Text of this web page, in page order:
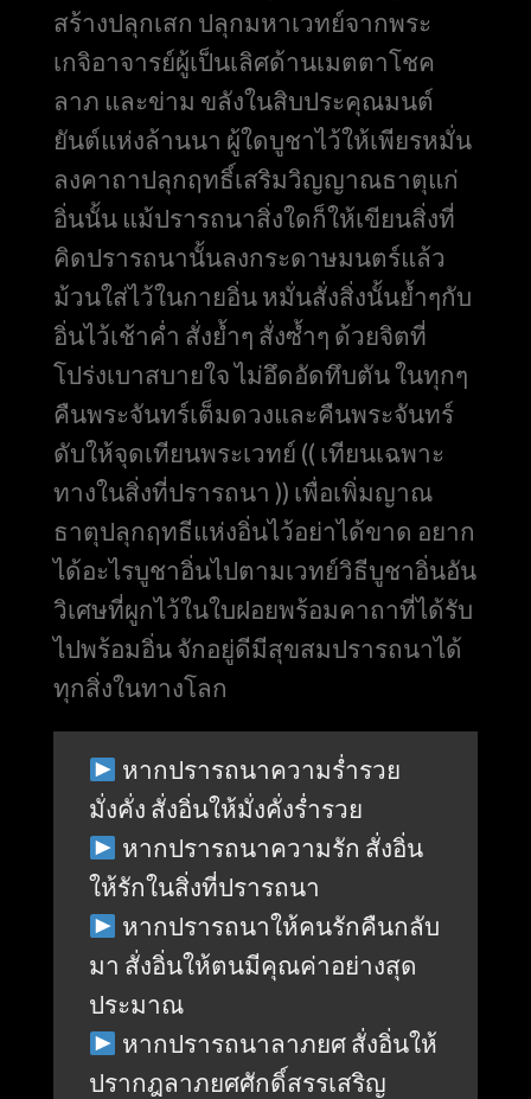
สร้างปลุกเสก ปลุกมหาเวทย์จากพระ
เกจิอาจารย์ผู้เป็นเลิศด้านเมตตาโชค
ลาภ และข่าม ขลังในสิบประคุณมนต์
ยันต์แห่งล้านนา ผู้ใดบูชาไว้ให้เพียรหมั่น
ลงคาถาปลุกฤทธิ์เสริมวิญญาณธาตุแก่
อิ่นนั้น แม้ปรารถนาสิ่งใดก็ให้เขียนสิ่งที่
คิดปรารถนานั้นลงกระดาษมนตร์แล้ว
ม้วนใส่ไว้ในกายอิ่น หมั่นสั่งสิ่งนั้นย้ำๆกับ
อิ่นไว้เช้าค่ำ สั่งย้ำๆ สั่งซ้ำๆ ด้วยจิตที่
โปร่งเบาสบายใจ ไม่อึดอัดทึบตัน ในทุกๆ
คืนพระจันทร์เต็มดวงและคืนพระจันทร์
ดับให้จุดเทียนพระเวทย์ (( เทียนเฉพาะ
ทางในสิ่งที่ปรารถนา )) เพื่อเพิ่มญาณ
ธาตุปลุกฤทธีแห่งอิ่นไว้อย่าได้ขาด อยาก
ได้อะไรบูชาอิ่นไปตามเวทย์วิธีบูชาอิ่นอัน
วิเศษที่ผูกไว้ในใบฝอยพร้อมคาถาที่ได้รับ
ไปพร้อมอิ่น จักอยู่ดีมีสุขสมปรารถนาได้
ทุกสิ่งในทางโลก
หากปรารถนาความร่ำรวย
มั่งคั่ง สั่งอิ่นให้มั่งคั่งร่ำรวย
หากปรารถนาความรัก สั่งอิ่น
ให้รักในสิ่งที่ปรารถนา
หากปรารถนาให้คนรักคืนกลับ
มา สั่งอิ่นให้ตนมีคุณค่าอย่างสุด
ประมาณ
หากปรารถนาลาภยศ สั่งอิ่นให้
ปรากฎลาภยศศักดิ์สรรเสริญ